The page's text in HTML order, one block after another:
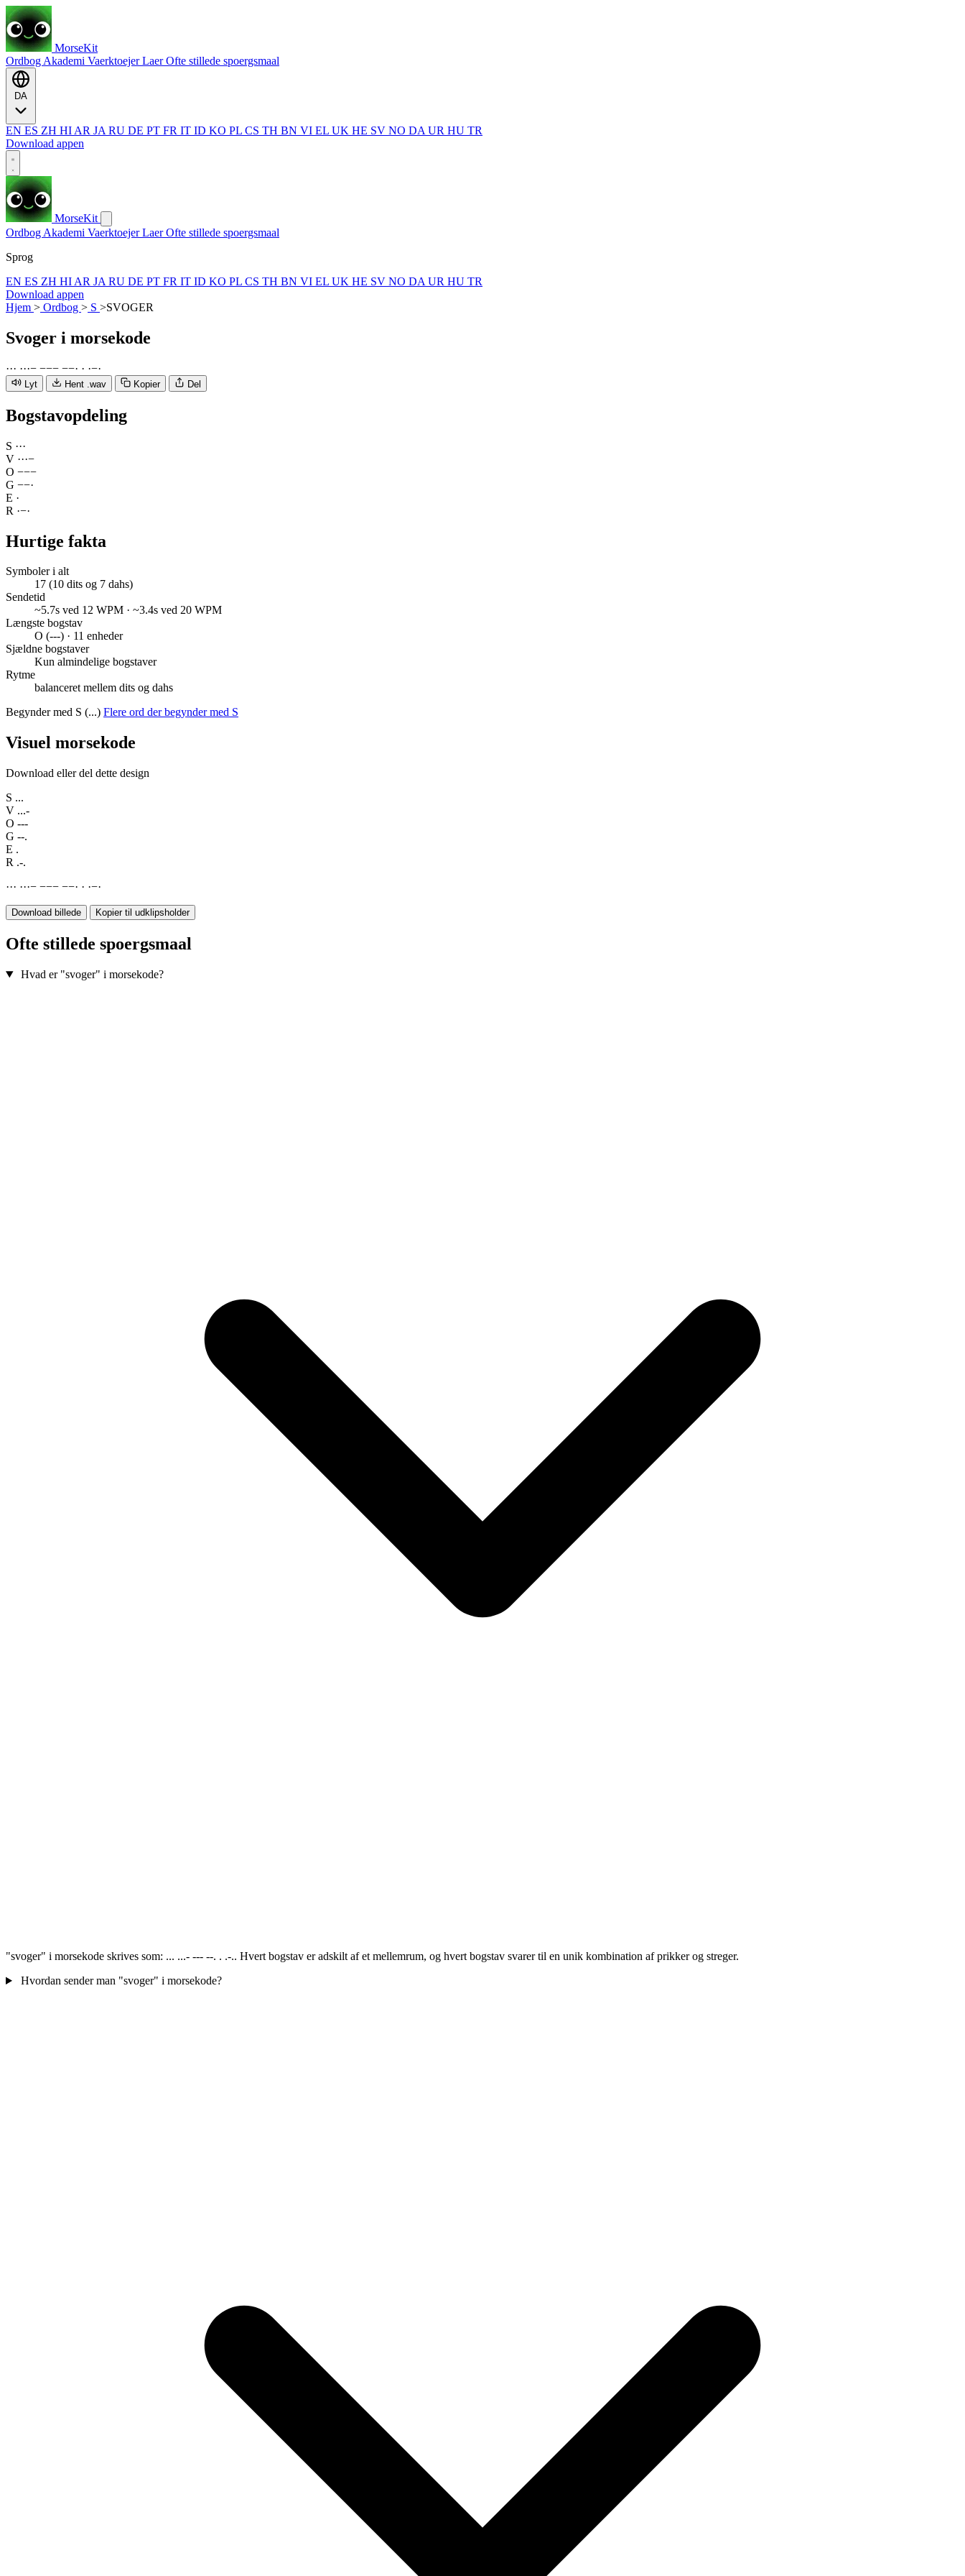
MorseKit
Ordbog Akademi VaerktoejerLaerOfte stillede spoergsmaal
EN ES ZH HI AR JA RU DE PT FR IT ID KO PL CS TH BN VI EL UK HE SV NO DA UR HU TR
Download appen
MorseKit
Ordbog Akademi VaerktoejerLaerOfte stillede spoergsmaal
Sprog
EN ES ZH HI AR JA RU DE PT FR IT ID KO PL CS TH BN VI EL UK HE SV NO DA UR HU TR
Download appen
Hjem > Ordbog > S >SVOGER
Svoger i morsekode
··· ···− −−− −−· · ·−·
Lyt Hent .wav Kopier Del
Bogstavopdeling
S ···
V ···−
O −−−
G −−·
E ·
R ·−·
Hurtige fakta
Symboler i alt
17 (10 dits og 7 dahs)
Sendetid
~5.7s ved 12 WPM · ~3.4s ved 20 WPM
Længste bogstav
O (---) · 11 enheder
Sjældne bogstaver
Kun almindelige bogstaver
Rytme
balanceret mellem dits og dahs
Begynder med S (...) Flere ord der begynder med S
Visuel morsekode
Download eller del dette design
S ...
V ...-
O ---
G --.
E .
R .-.
··· ···− −−− −−· · ·−·
Download billede Kopier til udklipsholder
Ofte stillede spoergsmaal
Hvad er "svoger" i morsekode?
"svoger" i morsekode skrives som: ... ...- --- --. . .-.. Hvert bogstav er adskilt af et mellemrum, og hvert bogstav svarer til en unik kombination af prikker og streger.
Hvordan sender man "svoger" i morsekode?